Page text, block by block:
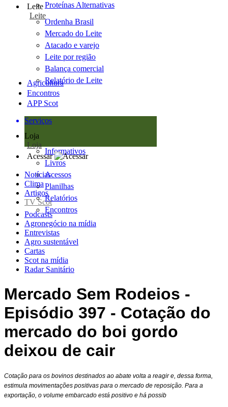
Proteínas Alternativas
Leite
Leite
Ordenha Brasil
Mercado do Leite
Atacado e varejo
Leite por região
Balança comercial
Relatório de Leite
Agricultura
Encontros
APP Scot
Serviços
Loja
Loja
Informativos
Livros
Acessos
Planilhas
Relatórios
Encontros
Acessar
Notícias
Clima
Artigos
TV Scot
Podcasts
Agronegócio na mídia
Entrevistas
Agro sustentável
Cartas
Scot na mídia
Radar Sanitário
Mercado Sem Rodeios -
Episódio 397 - Cotação do
mercado do boi gordo
deixou de cair
Cotação para os bovinos destinados ao abate volta a reagir e, dessa forma,
estimula movimentações positivas para o mercado de reposição. Para a
exportação, o volume embarcado está positivo e há possib